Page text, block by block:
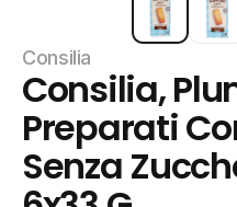
Consilia
Consilia,
Preparati
Senza